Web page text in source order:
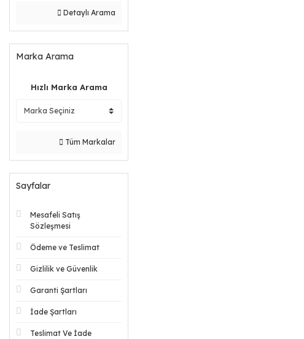
Detaylı Arama
Marka Arama
Hızlı Marka Arama
Tüm Markalar
Sayfalar
Mesafeli Satış
Sözleşmesi
Ödeme ve Teslimat
Gizlilik ve Güvenlik
Garanti Şartları
İade Şartları
Teslimat Ve İade